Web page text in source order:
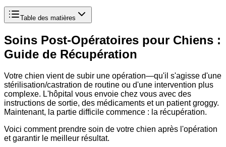
Table des matières
Soins Post-Opératoires pour Chiens :
Guide de Récupération
Votre chien vient de subir une opération—qu'il s'agisse d'une
stérilisation/castration de routine ou d'une intervention plus
complexe. L'hôpital vous envoie chez vous avec des
instructions de sortie, des médicaments et un patient groggy.
Maintenant, la partie difficile commence : la récupération.
Voici comment prendre soin de votre chien après l'opération
et garantir le meilleur résultat.